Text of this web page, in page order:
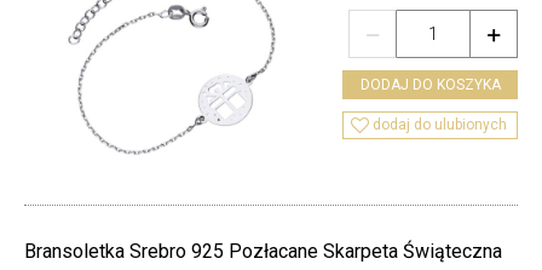


DODAJ DO KOSZYKA
 dodaj do ulubionych
Bransoletka Srebro 925 Pozłacane Skarpeta Świąteczna